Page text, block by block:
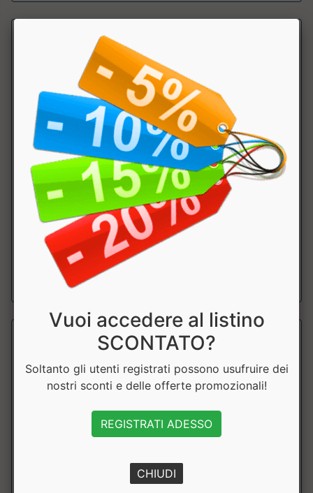
BORSONE COLOR BLOCK AC956
Leone
Borsone sportivo colorato e accattivante, della line Color
Block. ....
a partire da € 38.61
sconto 10%
ZAINO AMBASSADOR AC952
Leone
Vuoi accedere al listino
SCONTATO?
Soltanto gli utenti registrati possono usufruire dei
nostri sconti e delle offerte promozionali!
REGISTRATI ADESSO
CHIUDI